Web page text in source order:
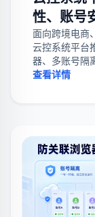
性、账号
面向跨境电商
云控系统平台
器、多账号隔
期成本。
查看详情